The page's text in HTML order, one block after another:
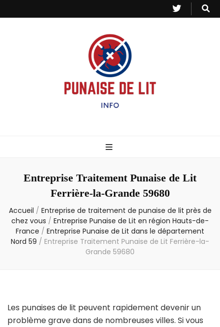
– Info
Entreprise Traitement Punaise de Lit
Ferrière-la-Grande 59680
Accueil / Entreprise de traitement de punaise de lit près de
chez vous / Entreprise Punaise de Lit en région Hauts-de-
France / Entreprise Punaise de Lit dans le département
Nord 59 / Entreprise Traitement Punaise de Lit Ferrière-la-
Grande 59680
Les punaises de lit peuvent rapidement devenir un
problème grave dans de nombreuses villes. Si vous